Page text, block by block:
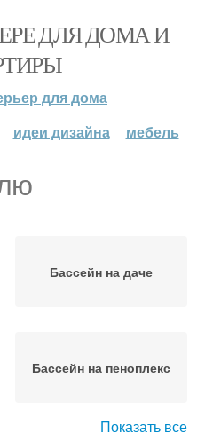
ДЛЯ ДОМА И
для дома
идеи дизайна мебель
Бассейн на даче
Бассейн на пеноплекс
Показать все